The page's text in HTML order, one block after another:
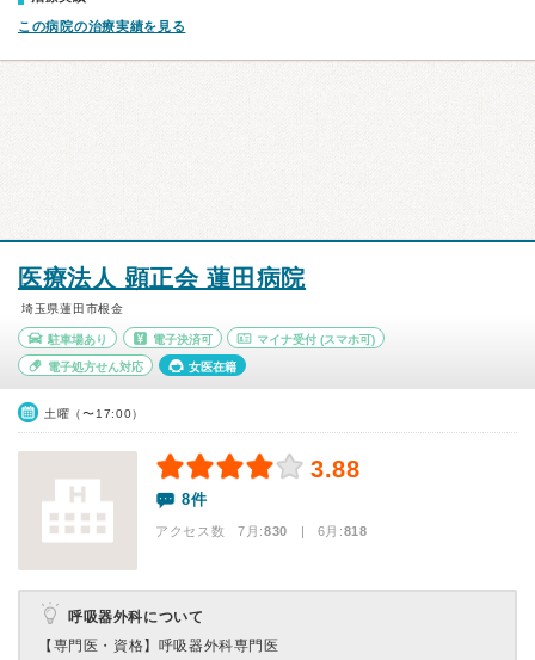
この病院の治療実績を見る
医療法人 顕正会 蓮田病院
埼玉県蓮田市根金
駐車場あり 電子決済可 マイナ受付 (スマホ可)
電子処方せん対応 女医在籍
土曜（〜17:00）
3.88
8件
アクセス数 7月:830 | 6月:818
呼吸器外科について
【専門医・資格】 呼吸器外科専門医